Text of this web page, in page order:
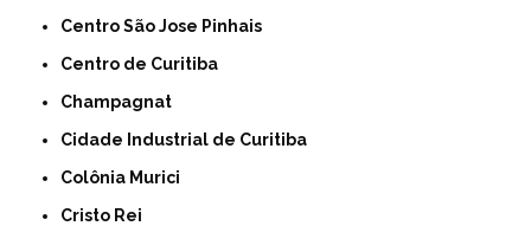
Centro São Jose Pinhais
Centro de Curitiba
Champagnat
Cidade Industrial de Curitiba
Colônia Murici
Cristo Rei